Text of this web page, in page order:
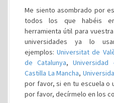
Me siento asombrado por
todos los que habéis
herramienta útil para
universidades ya lo
ejemplos:Universitat de
de Catalunya,Universidad
Castilla La Mancha,
por favor, si en tu escuela o
por favor, decírmelo en los